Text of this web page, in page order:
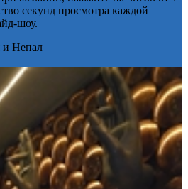
секунд просмотра каждой
шоу.
и Непал